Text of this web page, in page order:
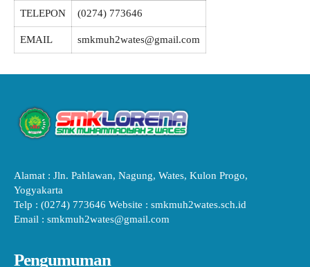
TELEPON (0274) 773646
EMAIL smkmuh2wates@gmail.com
Alamat : Jln. Pahlawan, Nagung, Wates, Kulon Progo,
Yogyakarta
Telp : (0274) 773646 Website : smkmuh2wates.sch.id
Email : smkmuh2wates@gmail.com
Pengumuman